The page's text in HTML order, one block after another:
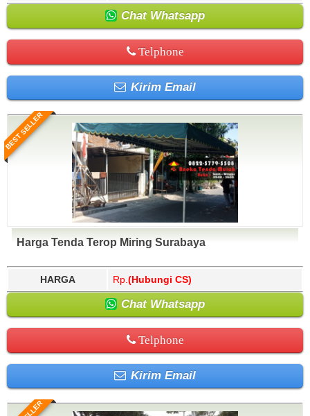
Chat Whatsapp
Telphone
Kirim Email
BEST SELLER
Harga Tenda Terop Miring Surabaya
HARGA Rp. (Hubungi CS)
Chat Whatsapp
Telphone
Kirim Email